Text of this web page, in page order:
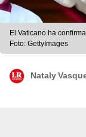
El Vaticano ha
Foto: GettyImages
Nataly